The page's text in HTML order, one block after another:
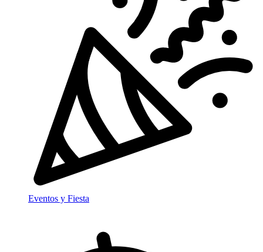
Eventos y Fiesta